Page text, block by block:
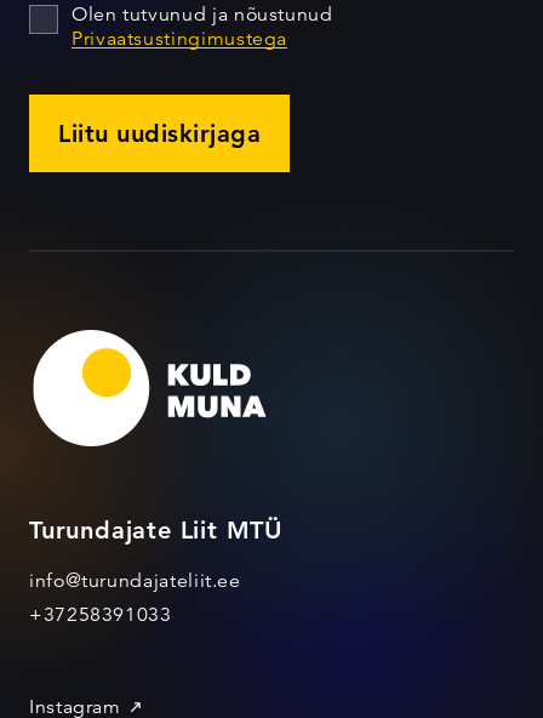
Olen tutvunud ja nõustunud
Privaatsustingimustega
Liitu uudiskirjaga
Turundajate Liit MTÜ
info@turundajateliit.ee
+37258391033
Instagram